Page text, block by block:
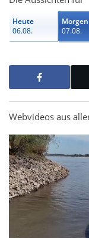
Heute
06.08.
Morgen
07.08.
Webvideos aus